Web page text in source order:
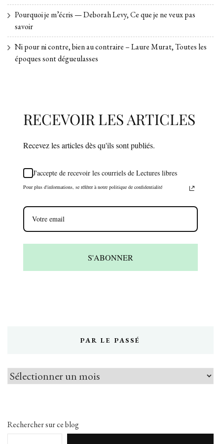
Pourquoi je m’écris — Deborah Levy, Ce que je ne veux pas
savoir
Ni pour ni contre, bien au contraire – Laure Murat, Toutes les
époques sont dégueulasses
RECEVOIR LES ARTICLES
Recevez les articles dès qu'ils sont publiés.
J'accepte de recevoir les courriels de Lectures libres
Pour plus d'informations, se référer à notre politique de confidentialité
S'ABONNER
PAR LE PASSÉ
Par
Rechercher sur ce blog